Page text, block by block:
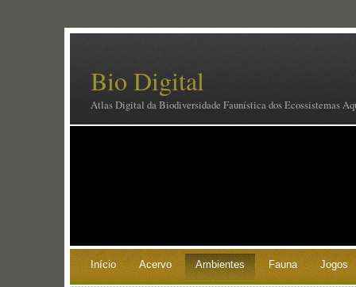
Bio Digital
Atlas Digital da Biodiversidade Faunística dos Ecossistemas
Início Acervo Ambientes Fauna Jogos